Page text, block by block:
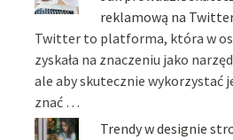
reklamową na
Twitter to platforma, która w
zyskała na znaczeniu jako
ale aby skutecznie wykorzystać
znać …
Trendy w designie